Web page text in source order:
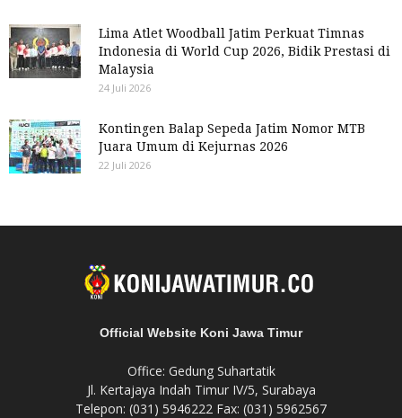
Lima Atlet Woodball Jatim Perkuat Timnas
Indonesia di World Cup 2026, Bidik Prestasi di
Malaysia
24 Juli 2026
Kontingen Balap Sepeda Jatim Nomor MTB
Juara Umum di Kejurnas 2026
22 Juli 2026
Official Website Koni Jawa Timur
Office: Gedung Suhartatik
Jl. Kertajaya Indah Timur IV/5, Surabaya
Telepon: (031) 5946222 Fax: (031) 5962567